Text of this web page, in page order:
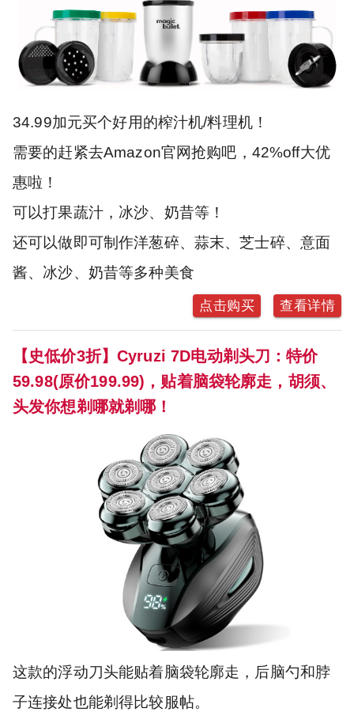
34.99加元买个好用的榨汁机/料理机！
需要的赶紧去Amazon官网抢购吧，42%off大优
惠啦！
可以打果蔬汁，冰沙、奶昔等！
还可以做即可制作洋葱碎、蒜末、芝士碎、意面
酱、冰沙、奶昔等多种美食
点击购买 查看详情
【史低价3折】Cyruzi 7D电动剃头刀：特价
59.98(原价199.99)，贴着脑袋轮廓走，胡须、
头发你想剃哪就剃哪！
这款的浮动刀头能贴着脑袋轮廓走，后脑勺和脖
子连接处也能剃得比较服帖。